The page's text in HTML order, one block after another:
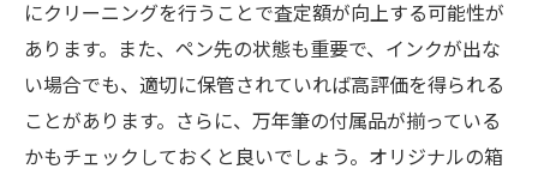
にクリーニングを行うことで査定額が向上する可能性が
あります。また、ペン先の状態も重要で、インクが出な
い場合でも、適切に保管されていれば高評価を得られる
ことがあります。さらに、万年筆の付属品が揃っている
かもチェックしておくと良いでしょう。オリジナルの箱